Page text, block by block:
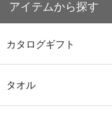
アイテムから探す
カタログギフト
タオル